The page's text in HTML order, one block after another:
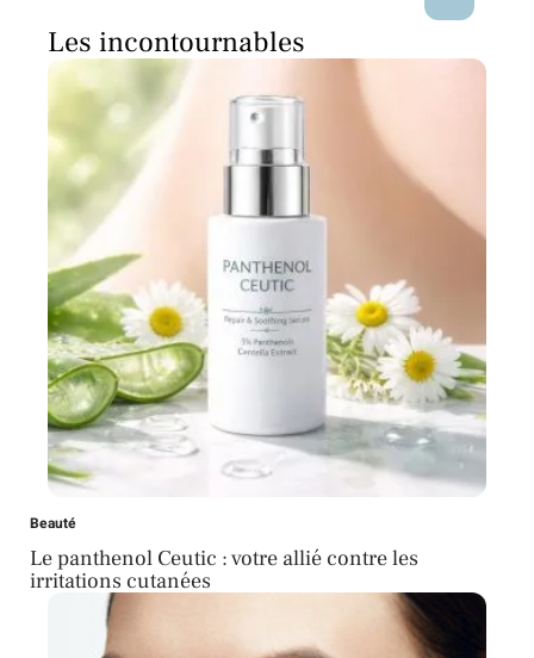
Les incontournables
Beauté
Le panthenol Ceutic : votre allié contre les
irritations cutanées